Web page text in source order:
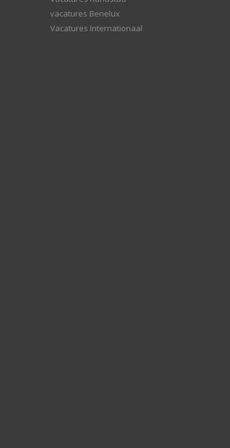
vacatures Benelux
Vacatures Internationaal